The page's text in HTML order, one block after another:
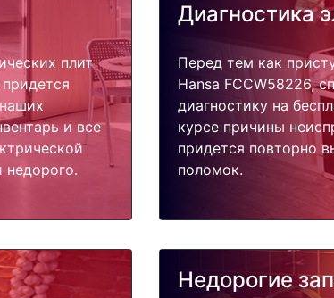
плит
и все
недорого.
Диагностика
Перед тем как
Hansa FCCW58226,
диагностику на
курсе причины
придется повторно
поломок.
Недорогие